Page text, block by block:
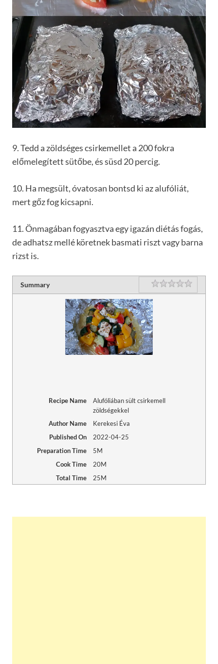
9. Tedd a zöldséges csirkemellet a 200 fokra
előmelegített sütőbe, és süsd 20 percig.
10. Ha megsült, óvatosan bontsd ki az alufóliát,
mert gőz fog kicsapni.
11. Önmagában fogyasztva egy igazán diétás fogás,
de adhatsz mellé köretnek basmati riszt vagy barna
rizst is.
Summary Rating
Recipe Name
Alufóliában sült csirkemell
zöldségekkel
Author Name
Kerekesi Éva
Published On
2022-04-25
Preparation Time
5M
Cook Time
20M
Total Time
25M